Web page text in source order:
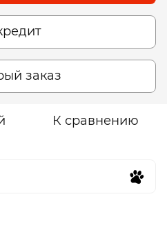
заказ
К сравнению